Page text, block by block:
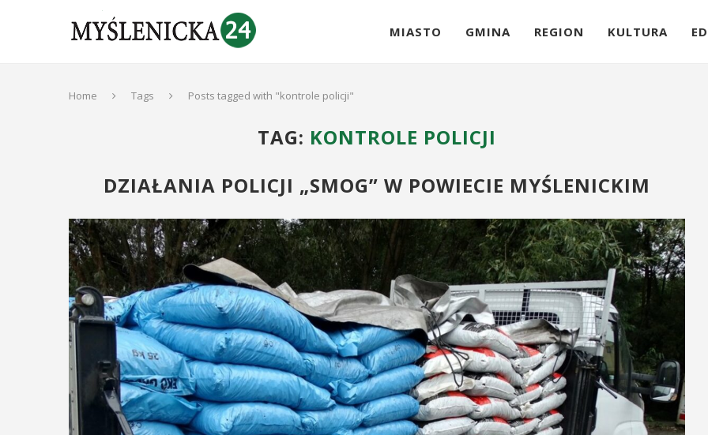
MIASTO GMINA REGION KULTURA
Home Tags Posts tagged with "kontrole policji"
TAG: KONTROLE POLICJI
DZIAŁANIA POLICJI „SMOG” W POWIECIE MYŚLENICKIM